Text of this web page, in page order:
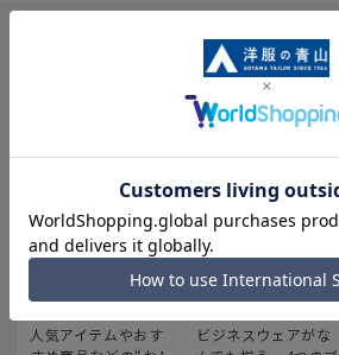
INFORMATION
最新のお買い得情報
人気アイテムやおす
スーツスクエア
ビジネスウェアがな